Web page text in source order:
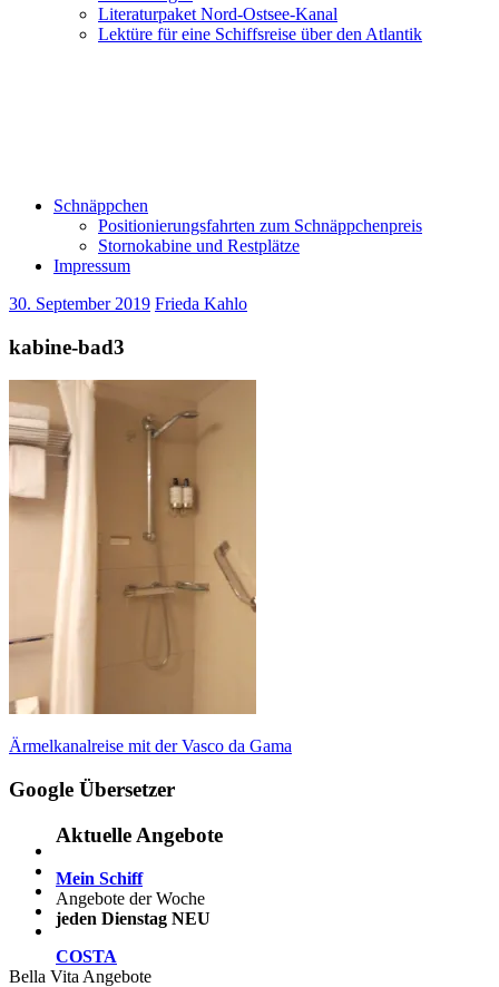
Literaturpaket Nord-Ostsee-Kanal
Lektüre für eine Schiffsreise über den Atlantik
Schnäppchen
Positionierungsfahrten zum Schnäppchenpreis
Stornokabine und Restplätze
Impressum
30. September 2019 Frieda Kahlo
kabine-bad3
Beitragsnavigation
Vorheriger
Ärmelkanalreise mit der Vasco da Gama
Google Übersetzer
Aktuelle Angebote
Mein Schiff
Angebote der Woche
jeden Dienstag NEU
COSTA
Bella Vita Angebote